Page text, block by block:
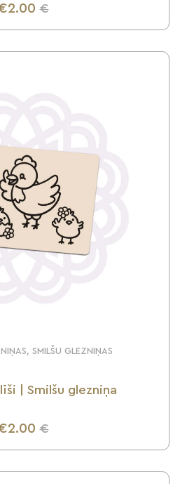
€
VAIRĀK
SMILŠU GLEZNIŅAS
| Smilšu glezniņa
€
VAIRĀK